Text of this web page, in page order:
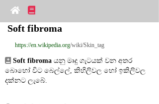
Soft fibroma
https://en.wikipedia.org/wiki/Skin_tag
Soft fibroma යනු මෘදු ගැටයක් වන අතර
බොහෝ විට බෙල්ලේ, කිහිලිවල හෝ ඉකිලිවල
දක්නට ලැබේ.